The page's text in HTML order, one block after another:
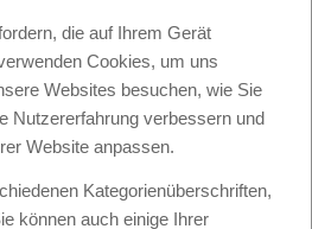
die auf Ihrem Gerät
Cookies, um uns
Websites besuchen, wie Sie
Nutzererfahrung verbessern und
Website anpassen.
Kategorienüberschriften,
können auch einige Ihrer